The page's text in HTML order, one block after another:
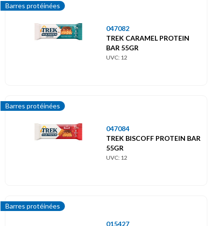
Barres protéinées
047082
TREK CARAMEL PROTEIN
BAR 55GR
UVC: 12
Barres protéinées
047084
TREK BISCOFF PROTEIN BAR
55GR
UVC: 12
Barres protéinées
015427